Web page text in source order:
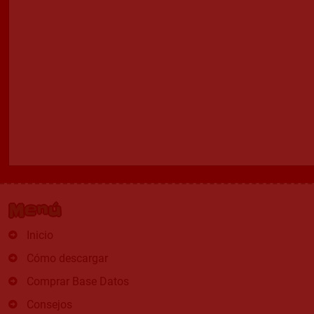
Menú
Inicio
Cómo descargar
Comprar Base Datos
Consejos